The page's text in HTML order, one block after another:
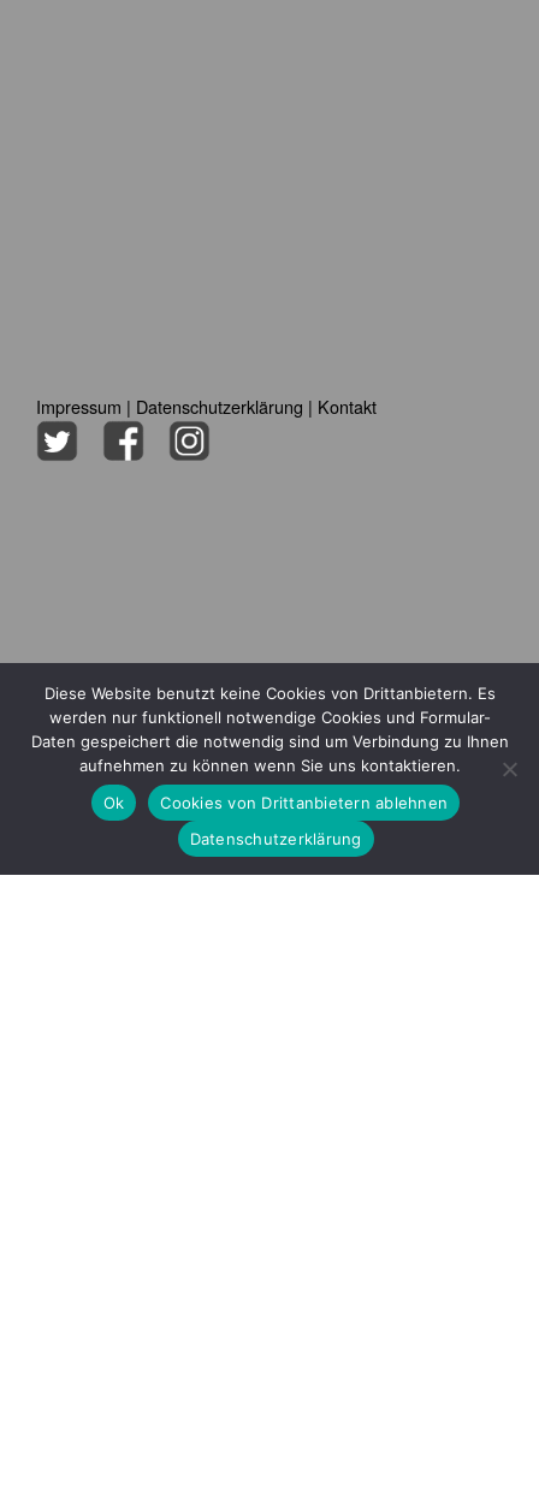
Impressum | Datenschutzerklärung | Kontakt
Mitglied im
Diese Website benutzt keine Cookies von Drittanbietern. Es
werden nur funktionell notwendige Cookies und Formular-
Daten gespeichert die notwendig sind um Verbindung zu Ihnen
aufnehmen zu können wenn Sie uns kontaktieren.
Ok
Cookies von Drittanbietern ablehnen
Datenschutzerklärung